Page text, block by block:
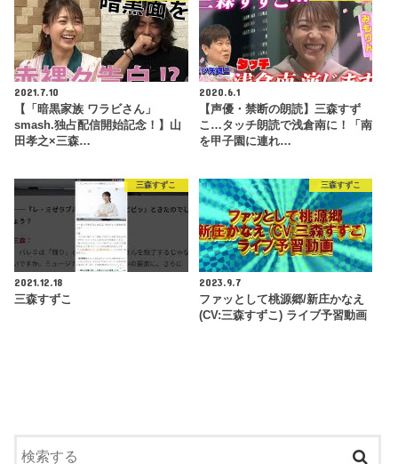
2021.7.10
【「暗黒家族 ワラビさん」
smash.独占配信開始記念！】山
田孝之×三森…
2020.6.1
【声優・禁断の朗読】三森すず
こ…タッチ朗読で浅倉南に！「南
を甲子園に連れ…
三森すずこ
2021.12.18
三森すずこ
三森すずこ
2023.9.7
ファッとして桃源郷/新庄かなえ
(CV:三森すずこ) ライブ予習動画